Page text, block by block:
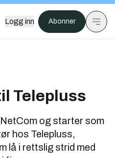
Logg inn Abonner
Telepluss
og starter som
hos Telepluss,
lå i rettslig strid med